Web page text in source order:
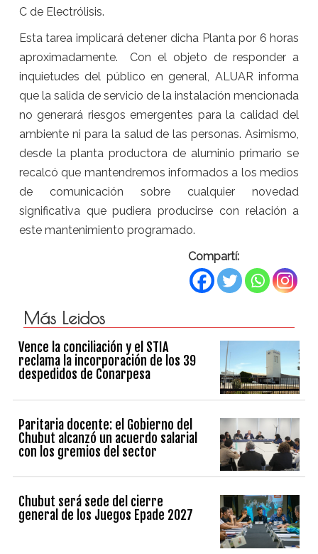
C de Electrólisis.
Esta tarea implicará detener dicha Planta por 6 horas
aproximadamente. Con el objeto de responder a
inquietudes del público en general, ALUAR informa
que la salida de servicio de la instalación mencionada
no generará riesgos emergentes para la calidad del
ambiente ni para la salud de las personas. Asimismo,
desde la planta productora de aluminio primario se
recalcó que mantendremos informados a los medios
de comunicación sobre cualquier novedad
significativa que pudiera producirse con relación a
este mantenimiento programado.
Compartí:
Más Leidos
Vence la conciliación y el STIA
reclama la incorporación de los 39
despedidos de Conarpesa
Paritaria docente: el Gobierno del
Chubut alcanzó un acuerdo salarial
con los gremios del sector
Chubut será sede del cierre
general de los Juegos Epade 2027